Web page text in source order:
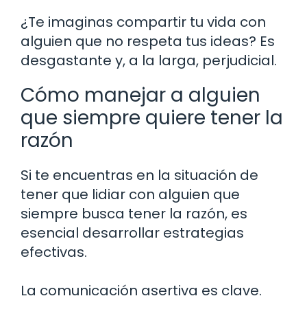
¿Te imaginas compartir tu vida con
alguien que no respeta tus ideas? Es
desgastante y, a la larga, perjudicial.
Cómo manejar a alguien
que siempre quiere tener la
razón
Si te encuentras en la situación de
tener que lidiar con alguien que
siempre busca tener la razón, es
esencial desarrollar estrategias
efectivas.
La comunicación asertiva es clave.